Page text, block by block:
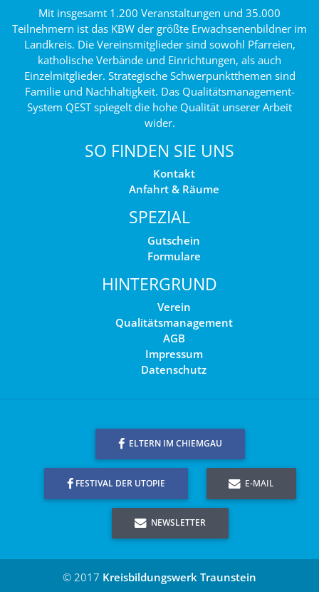
Mit insgesamt 1.200 Veranstaltungen und 35.000
Teilnehmern ist das KBW der größte Erwachsenenbildner im
Landkreis. Die Vereinsmitglieder sind sowohl Pfarreien,
katholische Verbände und Einrichtungen, als auch
Einzelmitglieder. Strategische Schwerpunktthemen sind
Familie und Nachhaltigkeit. Das Qualitätsmanagement-
System QEST spiegelt die hohe Qualität unserer Arbeit
wider.
SO FINDEN SIE UNS
Kontakt
Anfahrt & Räume
SPEZIAL
Gutschein
Formulare
HINTERGRUND
Verein
Qualitätsmanagement
AGB
Impressum
Datenschutz
ELTERN IM CHIEMGAU
FESTIVAL DER UTOPIE E-MAIL
NEWSLETTER
© 2017 Kreisbildungswerk Traunstein